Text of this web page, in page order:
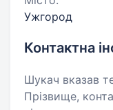
Ужгород
Контактна
Шукач вказав
Прізвище,